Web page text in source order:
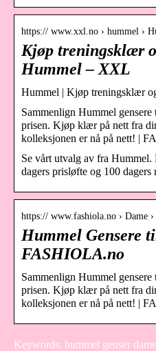
https:// www.xxl.no › hummel ›
Kjøp treningsklær
Hummel – XXL
Hummel | Kjøp treningsklær
Sammenlign Hummel
prisen. Kjøp klær på nett fra
kolleksjonen er nå på nett! |
Se vårt utvalg av fra
dagers prisløfte og 100 dagers
https:// www.fashiola.no › Dame
Hummel Gensere
FASHIOLA.no
Sammenlign Hummel
prisen. Kjøp klær på nett fra
kolleksjonen er nå på nett! |
Keywords: hummel genser dame